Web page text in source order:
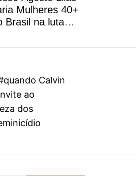
l
o
o
Mulheres 40+
Brasil na luta
Calvin
ao
dos